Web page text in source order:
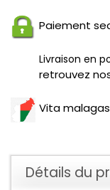
Paiement
Livraison en
retrouvez
Vita
Détails du